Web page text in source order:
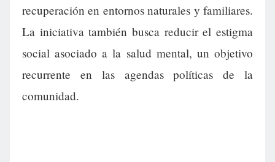
recuperación en entornos naturales y familiares.
La iniciativa también busca reducir el estigma
social asociado a la salud mental, un objetivo
recurrente en las agendas políticas de la
comunidad.